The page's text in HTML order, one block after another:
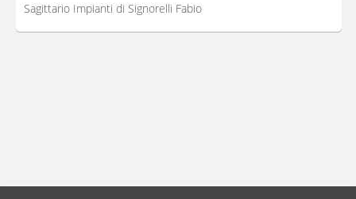
Sagittario Impianti di Signorelli Fabio